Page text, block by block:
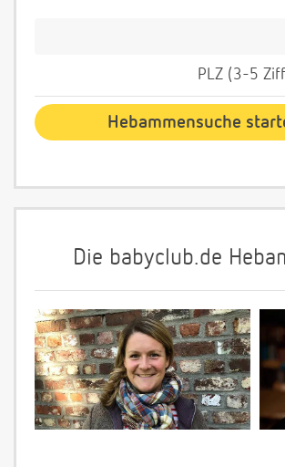
PLZ (3-5
Die babyclub.de